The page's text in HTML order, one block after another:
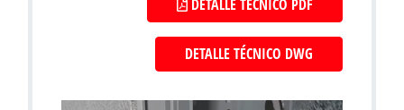
DETALLE TÉCNICO PDF
DETALLE TÉCNICO DWG